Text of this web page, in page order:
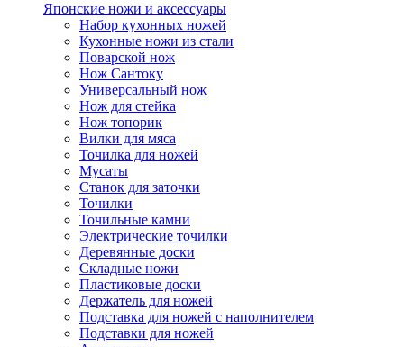
Японские ножи и аксессуары
Набор кухонных ножей
Кухонные ножи из стали
Поварской нож
Нож Сантоку
Универсальный нож
Нож для стейка
Нож топорик
Вилки для мяса
Точилка для ножей
Мусаты
Станок для заточки
Точилки
Точильные камни
Электрические точилки
Деревянные доски
Складные ножи
Пластиковые доски
Держатель для ножей
Подставка для ножей с наполнителем
Подставки для ножей